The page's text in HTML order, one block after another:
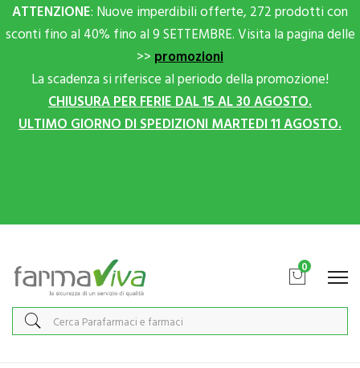
ATTENZIONE: Nuove imperdibili offerte, 272 prodotti con
sconti fino al 40% fino al 9 SETTEMBRE. Visita la pagina delle
>> promozioni
La scadenza si riferisce al periodo della promozione!
CHIUSURA PER FERIE DAL 15 AL 30 AGOSTO.
ULTIMO GIORNO DI SPEDIZIONI MARTEDI 11 AGOSTO.
0